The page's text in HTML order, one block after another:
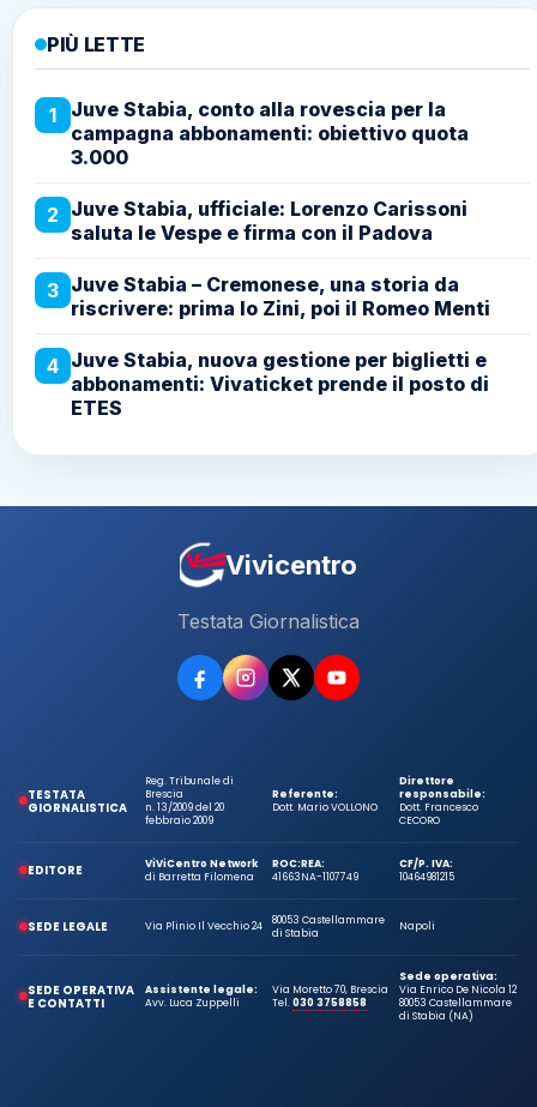
PIÙ LETTE
1
Juve Stabia, conto alla rovescia per la
campagna abbonamenti: obiettivo quota
3.000
2 Juve Stabia, ufficiale: Lorenzo Carissoni
saluta le Vespe e firma con il Padova
3 Juve Stabia – Cremonese, una storia da
riscrivere: prima lo Zini, poi il Romeo Menti
4 Juve Stabia, nuova gestione per biglietti e
abbonamenti: Vivaticket prende il posto di
ETES
Vivicentro
Testata Giornalistica
TESTATA
GIORNALISTICA
Reg. Tribunale di
Brescia
n. 13/2009 del 20
febbraio 2009
Referente:
Dott. Mario VOLLONO
Direttore
responsabile:
Dott. Francesco
CECORO
EDITORE
ViViCentro Network
di Barretta Filomena
ROC:
41663
REA:
NA-1107749
CF/P. IVA:
10464981215
SEDE LEGALE Via Plinio Il Vecchio 24
80053 Castellammare
di Stabia
Napoli
SEDE OPERATIVA
E CONTATTI
Assistente legale:
Avv. Luca Zuppelli
Via Moretto 70, Brescia
Tel.030 3758858
Sede operativa:
Via Enrico De Nicola 12
80053 Castellammare
di Stabia (NA)